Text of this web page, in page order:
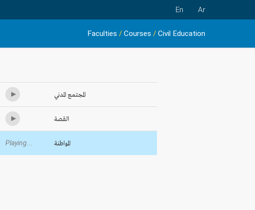
En Ar
Faculties / Courses / Civil Education
المجتمع المدني
القصة
Playing... المواطنة